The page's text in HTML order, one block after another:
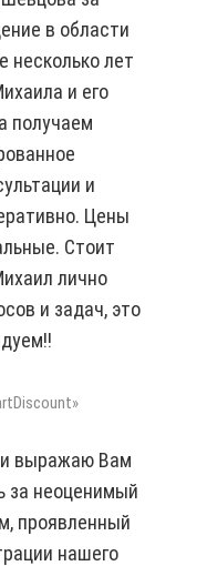
в области
несколько лет
и его
получаем
и
Цены
Стоит
лично
и задач, это
выражаю Вам
за неоценимый
проявленный
нашего